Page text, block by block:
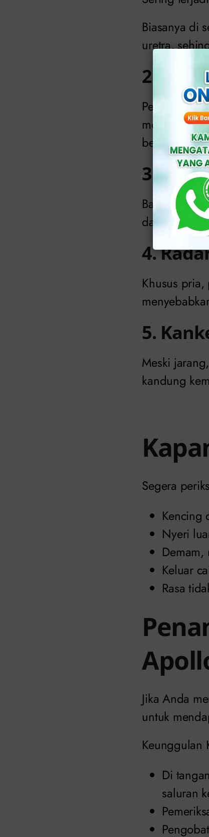
Biasanya di
uretra,
2.
Penyakit
berujung
3. Batu
Batu yang
dan darah
4.
Khusus
5.
Meski
kandung
Segera
Kencing
Nyeri
Keluar
Rasa
Jika Anda
untuk
Keunggulan
Di
saluran